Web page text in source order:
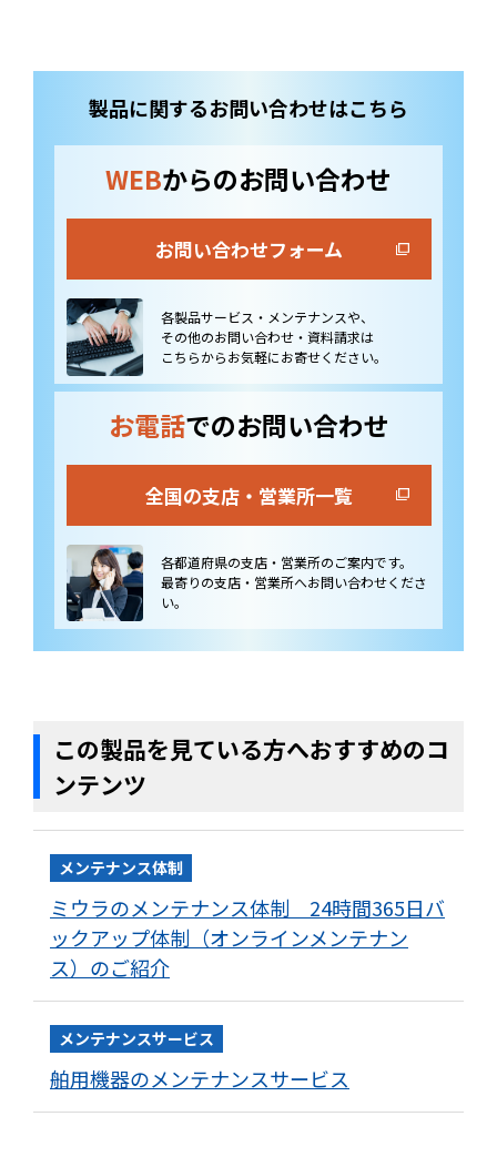
製品に関するお問い合わせはこちら
WEBからのお問い合わせ
お問い合わせフォーム
各製品サービス・メンテナンスや、
その他のお問い合わせ・資料請求は
こちらからお気軽にお寄せください。
お電話でのお問い合わせ
全国の支店・営業所一覧
各都道府県の支店・営業所のご案内です。
最寄りの支店・営業所へお問い合わせくださ
い。
この製品を見ている方へおすすめのコ
ンテンツ
メンテナンス体制
ミウラのメンテナンス体制 24時間365日バ
ックアップ体制（オンラインメンテナン
ス）のご紹介
メンテナンスサービス
舶用機器のメンテナンスサービス